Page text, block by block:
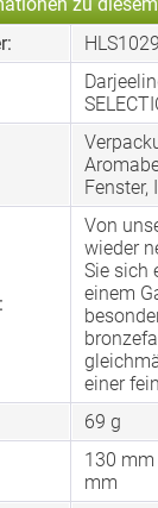
Fenster,
Von
wieder
Sie sich
einem
einer
69 g
130
mm